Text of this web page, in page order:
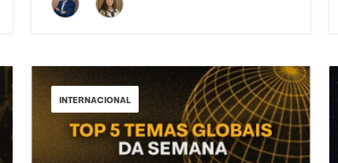
INTERNACIONAL